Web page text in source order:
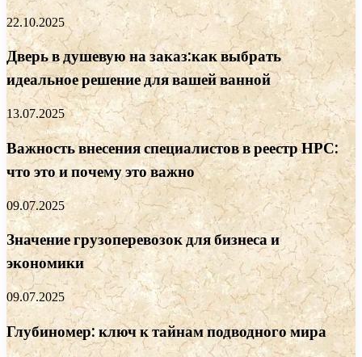
22.10.2025
Дверь в душевую на заказ:как выбрать
идеальное решение для вашей ванной
13.07.2025
Важность внесения специалистов в реестр НРС:
что это и почему это важно
09.07.2025
Значение грузоперевозок для бизнеса и
экономики
09.07.2025
Глубиномер: ключ к тайнам подводного мира